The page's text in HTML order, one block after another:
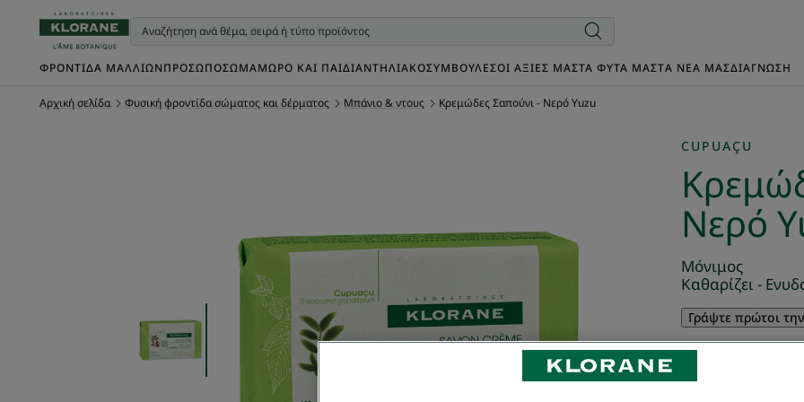
ΦΡΟΝΤΊΔΑ ΜΑΛΛΙΏΝΠΡΌΣΩΠΟΣΏΜΑΜΩΡΌ ΚΑΙ ΠΑΙΔΊΑΝΤΗΛΙΑΚΌΣΥΜΒΟΥΛΈΣΟΙ ΑΞΊΕΣ ΜΑΣΤΑ ΦΥΤΆ ΜΑΣTΑ ΝΈΑ ΜΑΣΔΙΑΓΝΩΣΗ
Αρχική σελίδα Φυσική φροντίδα σώματος και δέρματος Μπάνιο & ντους Κρεμώδες Σαπούνι - Νερό Yuzu
CUPUAÇU
Νερό
Μόνιμος
Καθαρίζει -
Γράψτε πρώτοι
Cupuaçu, το